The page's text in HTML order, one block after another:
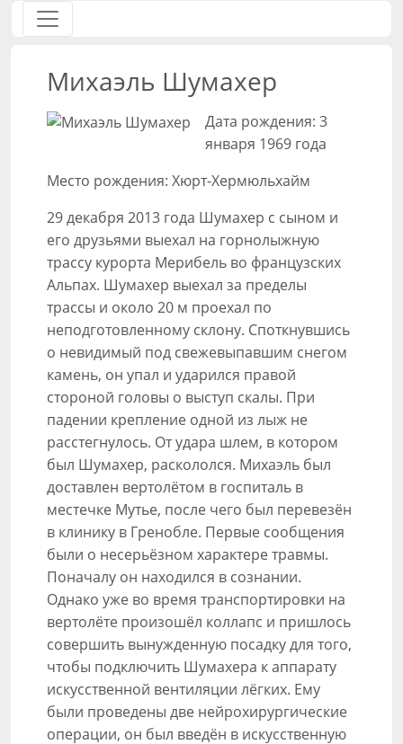
Михаэль Шумахер
Дата рождения: 3
января 1969 года
Место рождения: Хюрт-Хермюльхайм
29 декабря 2013 года Шумахер с сыном и
его друзьями выехал на горнолыжную
трассу курорта Мерибель во французских
Альпах. Шумахер выехал за пределы
трассы и около 20 м проехал по
неподготовленному склону. Споткнувшись
о невидимый под свежевыпавшим снегом
камень, он упал и ударился правой
стороной головы о выступ скалы. При
падении крепление одной из лыж не
расстегнулось. От удара шлем, в котором
был Шумахер, раскололся. Михаэль был
доставлен вертолётом в госпиталь в
местечке Мутье, после чего был перевезён
в клинику в Гренобле. Первые сообщения
были о несерьёзном характере травмы.
Поначалу он находился в сознании.
Однако уже во время транспортировки на
вертолёте произошёл коллапс и пришлось
совершить вынужденную посадку для того,
чтобы подключить Шумахера к аппарату
искусственной вентиляции лёгких. Ему
были проведены две нейрохирургические
операции, он был введён в искусственную